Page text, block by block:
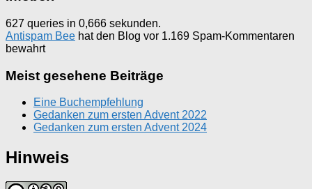
627 queries in 0,666 sekunden.
Antispam Bee hat den Blog vor 1.169 Spam-Kommentaren
bewahrt
Meist gesehene Beiträge
Eine Buchempfehlung
Gedanken zum ersten Advent 2022
Gedanken zum ersten Advent 2024
Hinweis